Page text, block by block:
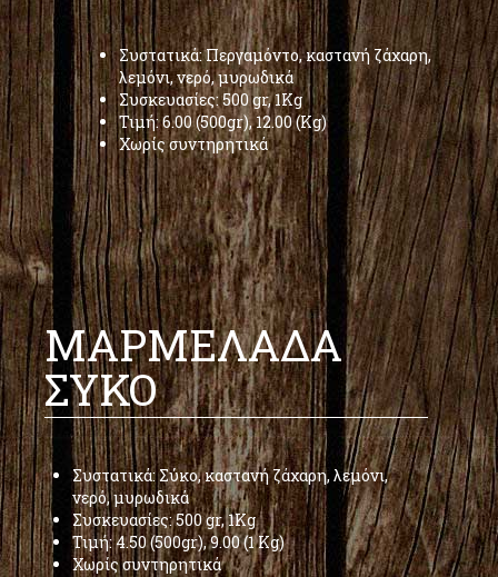
Συστατικά: Περγαμόντο, καστανή ζάχαρη,
λεμόνι, νερό, μυρωδικά
Συσκευασίες: 500 gr, 1Kg
Τιμή: 6.00 (500gr), 12.00 (Kg)
Χωρίς συντηρητικά
ΜΑΡΜΕΛΑΔΑ
ΣΥΚΟ
Συστατικά: Σύκο, καστανή ζάχαρη, λεμόνι,
νερό, μυρωδικά
Συσκευασίες: 500 gr, 1Kg
Τιμή: 4.50 (500gr), 9.00 (1 Kg)
Χωρίς συντηρητικά